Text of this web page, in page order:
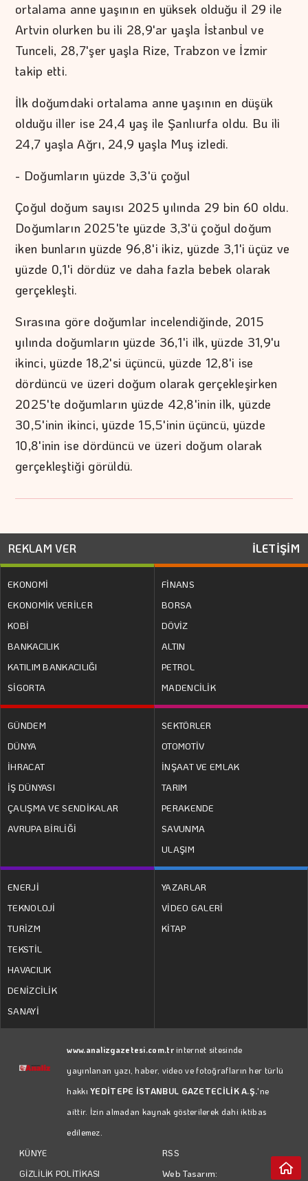
ortalama anne yaşının en yüksek olduğu il 29 ile
Artvin olurken bu ili 28,9'ar yaşla İstanbul ve
Tunceli, 28,7'şer yaşla Rize, Trabzon ve İzmir
takip etti.
İlk doğumdaki ortalama anne yaşının en düşük
olduğu iller ise 24,4 yaş ile Şanlıurfa oldu. Bu ili
24,7 yaşla Ağrı, 24,9 yaşla Muş izledi.
- Doğumların yüzde 3,3'ü çoğul
Çoğul doğum sayısı 2025 yılında 29 bin 60 oldu.
Doğumların 2025'te yüzde 3,3'ü çoğul doğum
iken bunların yüzde 96,8'i ikiz, yüzde 3,1'i üçüz ve
yüzde 0,1'i dördüz ve daha fazla bebek olarak
gerçekleşti.
Sırasına göre doğumlar incelendiğinde, 2015
yılında doğumların yüzde 36,1'i ilk, yüzde 31,9'u
ikinci, yüzde 18,2'si üçüncü, yüzde 12,8'i ise
dördüncü ve üzeri doğum olarak gerçekleşirken
2025'te doğumların yüzde 42,8'inin ilk, yüzde
30,5'inin ikinci, yüzde 15,5'inin üçüncü, yüzde
10,8'inin ise dördüncü ve üzeri doğum olarak
gerçekleştiği görüldü.
REKLAM VER İLETİŞİM
EKONOMİ
EKONOMİK VERİLER
KOBİ
BANKACILIK
KATILIM BANKACILIĞI
SİGORTA
FİNANS
BORSA
DÖVİZ
ALTIN
PETROL
MADENCİLİK
GÜNDEM
DÜNYA
İHRACAT
İŞ DÜNYASI
ÇALIŞMA VE SENDİKALAR
AVRUPA BİRLİĞİ
SEKTÖRLER
OTOMOTİV
İNŞAAT VE EMLAK
TARIM
PERAKENDE
SAVUNMA
ULAŞIM
ENERJİ
TEKNOLOJİ
TURİZM
TEKSTİL
HAVACILIK
DENİZCİLİK
SANAYİ
YAZARLAR
VİDEO GALERİ
KİTAP
www.analizgazetesi.com.trinternet sitesinde
yayınlanan yazı, haber, video ve fotoğrafların her türlü
hakkıYEDİTEPE İSTANBUL GAZETECİLİK A.Ş.'ne
aittir. İzin almadan kaynak gösterilerek dahi iktibas
edilemez.
KÜNYE
GİZLİLİK POLİTİKASI
RSS
Web Tasarım: